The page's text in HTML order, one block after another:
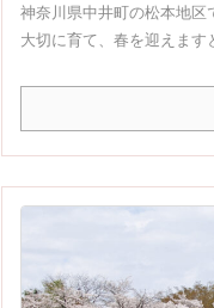
神奈川県中井町の松本地
大切に育て、春を迎えます